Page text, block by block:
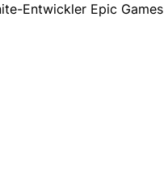
Entwickler Epic